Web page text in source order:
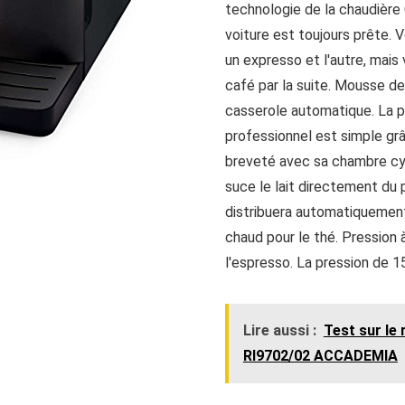
technologie de la
voiture est toujours prête.
un expresso et l'autre, mais
café par la suite. Mousse
casserole automatique. La
professionnel est simple
breveté avec sa chambre
suce le lait directement du
distribuera
chaud pour le thé.
l'espresso. La pression de
Lire aussi : Test sur le
RI9702/02 ACCADEMIA